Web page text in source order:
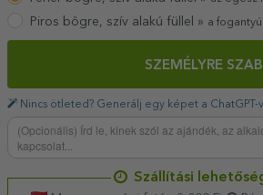
Piros bögre, szív alakú füllel » a
SZEMÉLYRE SZAB
Nincs ötleted? Generálj egy képet a ChatGPT-
Szállítási